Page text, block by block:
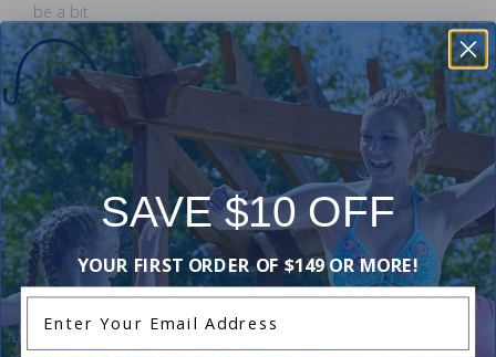
be a bit
tricky, overall
feedback
highlights a
reliable and
efficient
product that
enhances
their pool
experience.
This
summary was
SAVE $10 OFF
YOUR FIRST ORDER OF $149 OR MORE!